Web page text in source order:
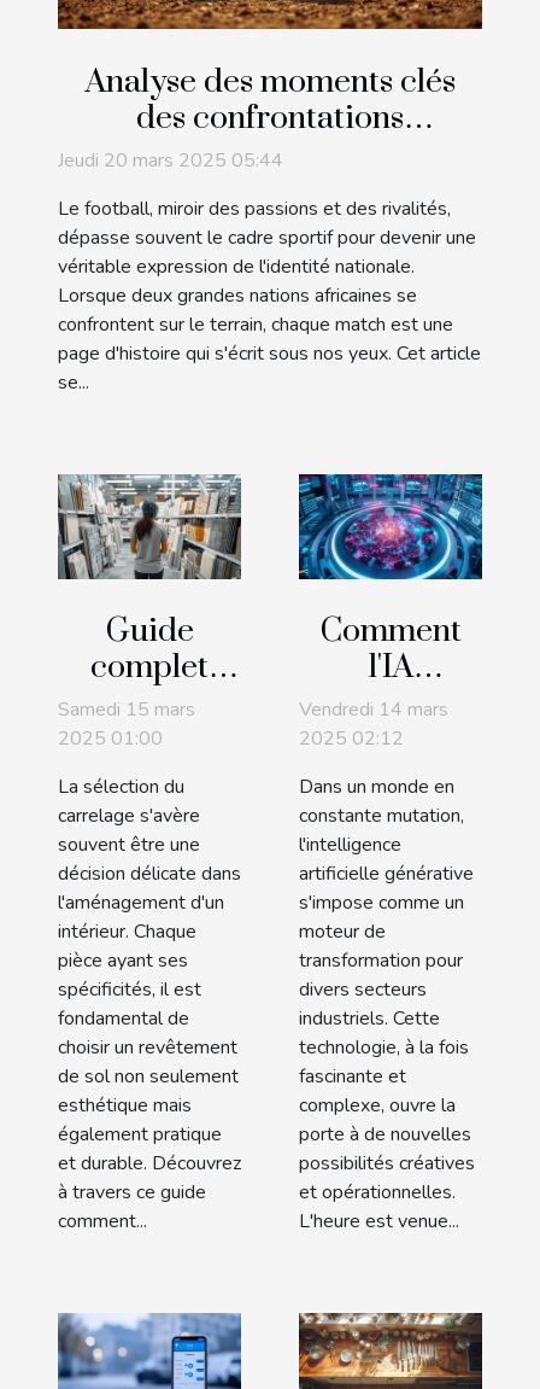
Analyse des moments clés
des confrontations
footballistiques entre deux
grandes nations africaines
Jeudi 20 mars 2025 05:44
Le football, miroir des passions et des rivalités,
dépasse souvent le cadre sportif pour devenir une
véritable expression de l'identité nationale.
Lorsque deux grandes nations africaines se
confrontent sur le terrain, chaque match est une
page d'histoire qui s'écrit sous nos yeux. Cet article
se...
Guide
complet
pour choisir
le carrelage
adapté à
chaque
espace de
votre
maison
Samedi 15 mars
2025 01:00
La sélection du
carrelage s'avère
souvent être une
décision délicate dans
l'aménagement d'un
intérieur. Chaque
pièce ayant ses
spécificités, il est
fondamental de
choisir un revêtement
de sol non seulement
esthétique mais
également pratique
et durable. Découvrez
à travers ce guide
comment...
Comment
l'IA
générative
transforme-
t-elle les
industries
modernes ?
Vendredi 14 mars
2025 02:12
Dans un monde en
constante mutation,
l'intelligence
artificielle générative
s'impose comme un
moteur de
transformation pour
divers secteurs
industriels. Cette
technologie, à la fois
fascinante et
complexe, ouvre la
porte à de nouvelles
possibilités créatives
et opérationnelles.
L'heure est venue...